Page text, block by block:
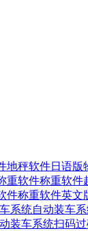
地秤软件日语版
重软件称重软件
件称重软件英文
系统自动装车
装车系统扫码